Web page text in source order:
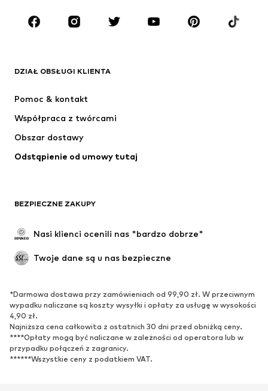
Akcesoria
Premium
Nowości
Kurtki
Bielizna
Płaszcze
Spódnice
Specjalne okazje
Ekskluzywne
Nowości
Na czasie
Trampki & sneakersy
Czółenka & buty na obcasie
Kozaki
Sandały
DZIAŁ OBSŁUGI KLIENTA
Pomoc & kontakt
Współpraca z twórcami
Obszar dostawy
Odstąpienie od umowy tutaj
BEZPIECZNE ZAKUPY
Nasi klienci ocenili nas "bardzo dobrze"
Twoje dane są u nas bezpieczne
*Darmowa dostawa przy zamówieniach od 99,90 zł. W przeciwnym
wypadku naliczane są koszty wysyłki i opłaty za usługę w wysokości
4,90 zł.
Najniższa cena całkowita z ostatnich 30 dni przed obniżką ceny.
****Opłaty mogą być naliczane w zależności od operatora lub w
przypadku połączeń z zagranicy.
******Wszystkie ceny z podatkiem VAT.